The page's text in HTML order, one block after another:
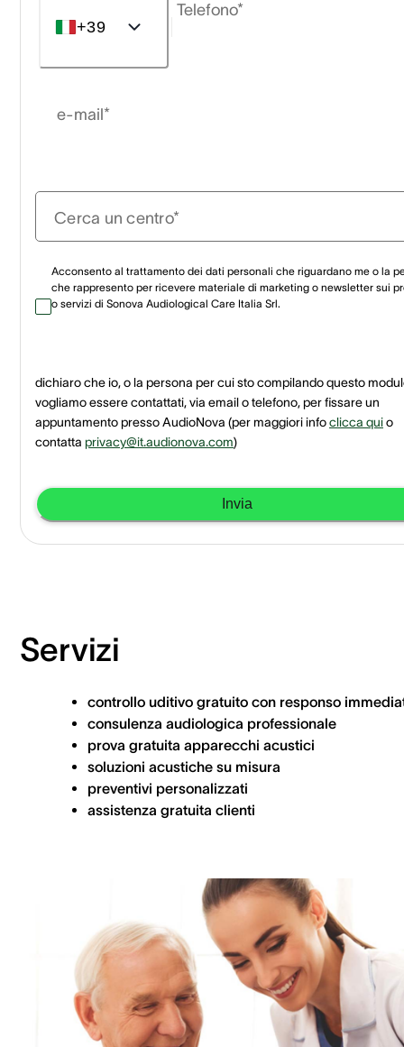
+39
Telefono*
e-mail*
Cerca un centro*
Acconsento al trattamento dei dati personali che riguardano me o la
che rappresento per ricevere materiale di marketing o newsletter sui
o servizi di Sonova Audiological Care Italia Srl.
dichiaro che io, o la persona per cui sto compilando questo
vogliamo essere contattati, via email o telefono, per fissare un
appuntamento presso AudioNova (per maggiori infoclicca quio
contatta privacy@it.audionova.com)
Invia
Servizi
controllo uditivo gratuito con responso
consulenza audiologica professionale
prova gratuita apparecchi acustici
soluzioni acustiche su misura
preventivi personalizzati
assistenza gratuita clienti